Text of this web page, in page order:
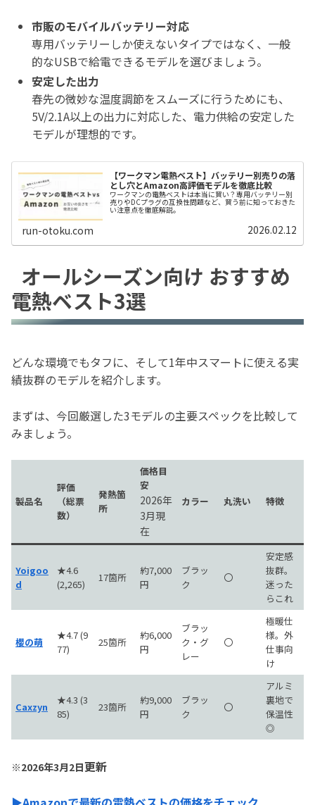
市販のモバイルバッテリー対応
専用バッテリーしか使えないタイプではなく、一般
的なUSBで給電できるモデルを選びましょう。
安定した出力
春先の微妙な温度調節をスムーズに行うためにも、
5V/2.1A以上の出力に対応した、電力供給の安定した
モデルが理想的です。
【ワークマン電熱ベスト】バッテリー別売りの落
とし穴とAmazon高評価モデルを徹底比較
ワークマンの電熱ベストは本当に買い？専用バッテリー別
売りやDCプラグの互換性問題など、買う前に知っておきた
い注意点を徹底解説。
run-otoku.com 2026.02.12
オールシーズン向け おすすめ
電熱ベスト3選
どんな環境でもタフに、そして1年中スマートに使える実
績抜群のモデルを紹介します。
まずは、今回厳選した3モデルの主要スペックを比較して
みましょう。
製品名
評価
（総票
数）
発熱箇
所
価格目
安
2026年
3月現
在
カラー 丸洗い 特徴
Yoigoo
d
★4.6
(2,265)
17箇所
約7,000
円
ブラッ
ク
〇
安定感
抜群。
迷った
らこれ
櫻の萌
★4.7 (9
77)
25箇所
約6,000
円
ブラッ
ク・グ
レー
〇
極暖仕
様。外
仕事向
け
Caxzyn
★4.3 (3
85)
23箇所
約9,000
円
ブラッ
ク
〇
アルミ
裏地で
保温性
◎
※2026年3月2日更新